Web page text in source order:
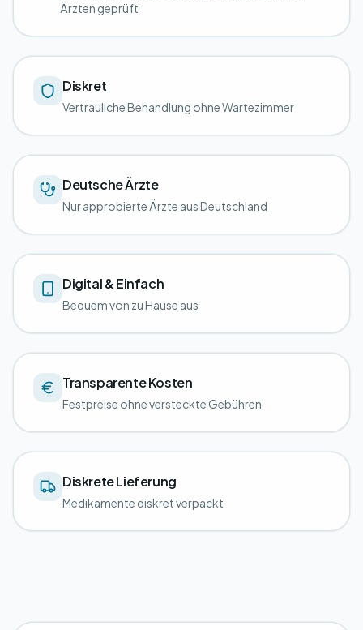
Ärzten geprüft
Diskret
Vertrauliche Behandlung ohne Wartezimmer
Deutsche Ärzte
Nur approbierte Ärzte aus Deutschland
Digital & Einfach
Bequem von zu Hause aus
Transparente Kosten
Festpreise ohne versteckte Gebühren
Diskrete Lieferung
Medikamente diskret verpackt